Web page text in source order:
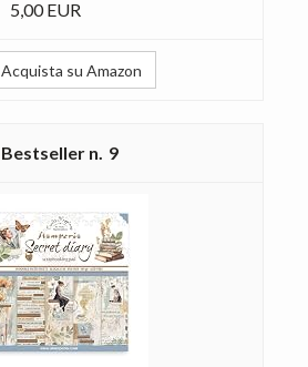
5,00 EUR
Acquista su Amazon
9